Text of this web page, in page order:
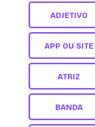
ADJETIVO
APP OU SITE
ATRIZ
BANDA